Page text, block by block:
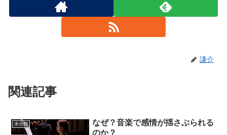
謙介
関連記事
未分類
なぜ？音楽で感情が揺さぶられる
のか？